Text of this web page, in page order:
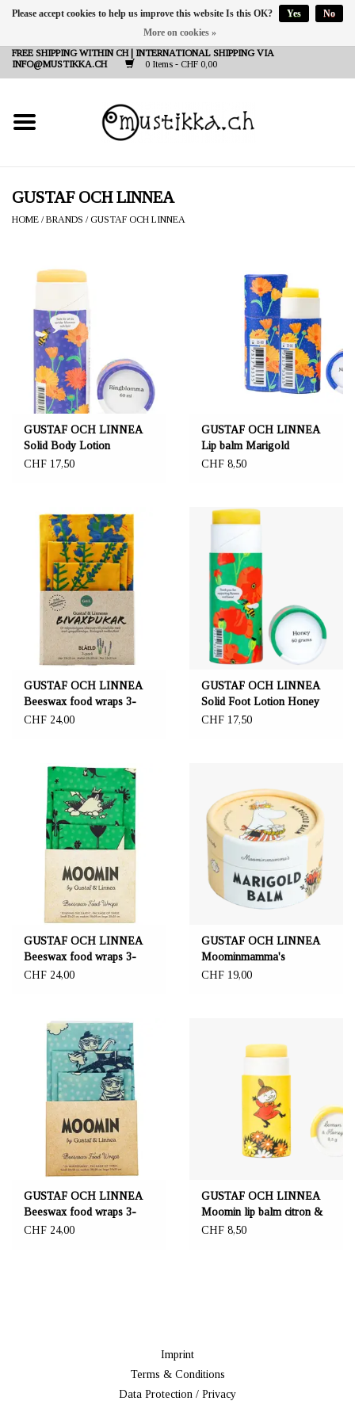
FREE SHIPPING WITHIN CH | INTERNATIONAL SHIPPING VIA
INFO@MUSTIKKA.CH
0 Items - CHF 0,00
NEW IN
SHOP - A PIECE OF
FINLAND FOR YOU
GUSTAF OCH LINNEA
HOME /BRANDS / GUSTAF OCH LINNEA
GUSTAF OCH LINNEA
Solid Body Lotion
Calendula
CHF 17,50
GUSTAF OCH LINNEA
Lip balm Marigold
CHF 8,50
GUSTAF OCH LINNEA
Beeswax food wraps 3-
Pack "Blueweed"
CHF 24,00
GUSTAF OCH LINNEA
Solid Foot Lotion Honey
CHF 17,50
GUSTAF OCH LINNEA
Beeswax food wraps 3-
Pack "Tending the Earth"
CHF 24,00
GUSTAF OCH LINNEA
Moominmamma's
Marigold Balm
CHF 19,00
GUSTAF OCH LINNEA
Beeswax food wraps 3-
Pack "In winter"
CHF 24,00
GUSTAF OCH LINNEA
Moomin lip balm citron &
honung 8.5g
CHF 8,50
Imprint
Terms & Conditions
Data Protection / Privacy
Please accept cookies to help us improve this website Is this OK? Yes
No
More on cookies »